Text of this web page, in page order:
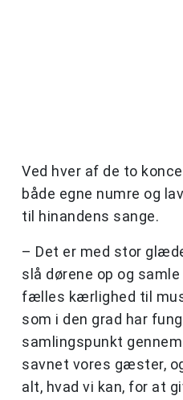
Ved hver af de to
både egne numre og
til hinandens sange.
– Det er med stor
slå dørene op og
fælles kærlighed til
som i den grad har
samlingspunkt
savnet vores gæster,
alt, hvad vi kan, for at